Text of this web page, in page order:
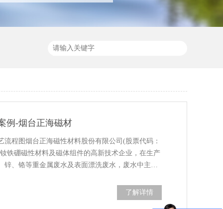
例-烟台正海磁材
流程图烟台正海磁性材料股份有限公司(股票代码：
铁硼磁性材料及磁体组件的高新技术企业，在生产
锌、铬等重金属废水及表面漂洗废水，废水中主…
了解详情